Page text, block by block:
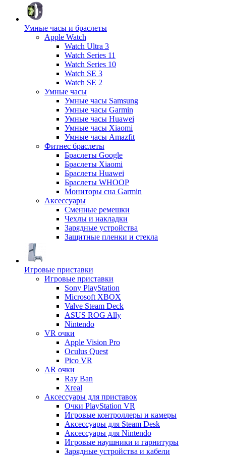
Умные часы и браслеты
Apple Watch
Watch Ultra 3
Watch Series 11
Watch Series 10
Watch SE 3
Watch SE 2
Умные часы
Умные часы Samsung
Умные часы Garmin
Умные часы Huawei
Умные часы Xiaomi
Умные часы Amazfit
Фитнес браслеты
Браслеты Google
Браслеты Xiaomi
Браслеты Huawei
Браслеты WHOOP
Мониторы сна Garmin
Аксессуары
Сменные ремешки
Чехлы и накладки
Зарядные устройства
Защитные пленки и стекла
Игровые приставки
Игровые приставки
Sony PlayStation
Microsoft XBOX
Valve Steam Deck
ASUS ROG Ally
Nintendo
VR очки
Apple Vision Pro
Oculus Quest
Pico VR
AR очки
Ray Ban
Xreal
Аксессуары для приставок
Очки PlayStation VR
Игровые контроллеры и камеры
Аксессуары для Steam Desk
Аксессуары для Nintendo
Игровые наушники и гарнитуры
Зарядные устройства и кабели